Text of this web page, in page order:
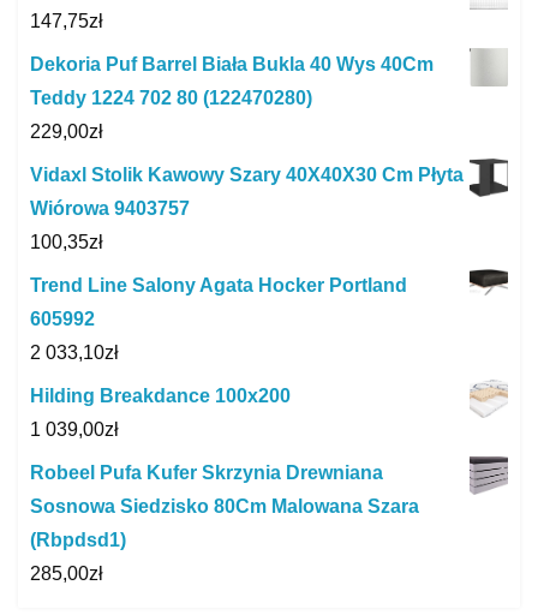
147,75zł
Dekoria Puf Barrel Biała Bukla 40 Wys 40Cm
Teddy 1224 702 80 (122470280)
229,00zł
Vidaxl Stolik Kawowy Szary 40X40X30 Cm Płyta
Wiórowa 9403757
100,35zł
Trend Line Salony Agata Hocker Portland
605992
2 033,10zł
Hilding Breakdance 100x200
1 039,00zł
Robeel Pufa Kufer Skrzynia Drewniana
Sosnowa Siedzisko 80Cm Malowana Szara
(Rbpdsd1)
285,00zł